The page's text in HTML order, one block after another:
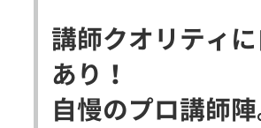
講師クオリティ
あり！
自慢のプロ講師陣